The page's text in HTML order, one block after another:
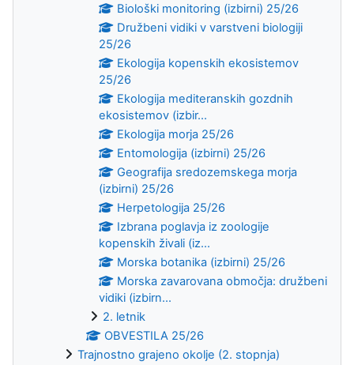
Biološki monitoring (izbirni) 25/26
Družbeni vidiki v varstveni biologiji
25/26
Ekologija kopenskih ekosistemov
25/26
Ekologija mediteranskih gozdnih
ekosistemov (izbir...
Ekologija morja 25/26
Entomologija (izbirni) 25/26
Geografija sredozemskega morja
(izbirni) 25/26
Herpetologija 25/26
Izbrana poglavja iz zoologije
kopenskih živali (iz...
Morska botanika (izbirni) 25/26
Morska zavarovana območja: družbeni
vidiki (izbirn...
2. letnik
OBVESTILA 25/26
Trajnostno grajeno okolje (2. stopnja)